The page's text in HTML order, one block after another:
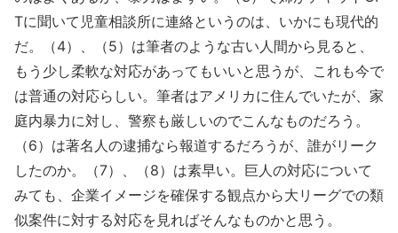
Tに聞いて児童相談所に連絡というのは、いかにも現代的
だ。（4）、（5）は筆者のような古い人間から見ると、
もう少し柔軟な対応があってもいいと思うが、これも今で
は普通の対応らしい。筆者はアメリカに住んでいたが、家
庭内暴力に対し、警察も厳しいのでこんなものだろう。
（6）は著名人の逮捕なら報道するだろうが、誰がリーク
したのか。（7）、（8）は素早い。巨人の対応について
みても、企業イメージを確保する観点から大リーグでの類
似案件に対する対応を見ればそんなものかと思う。